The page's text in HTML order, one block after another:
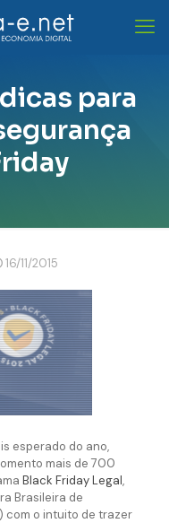
para
16/11/2015
esperado do ano,
mais de 700
Black Friday Legal,
Brasileira de
com o intuito de trazer